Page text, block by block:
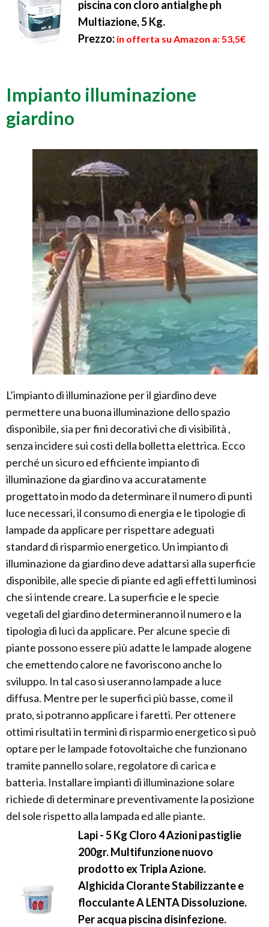
piscina con cloro antialghe ph
Multiazione, 5 Kg.
Prezzo: in offerta su Amazon a: 53,5€
Impianto illuminazione
giardino
L’impianto di illuminazione per il giardino deve
permettere una buona illuminazione dello spazio
disponibile, sia per fini decorativi che di visibilità ,
senza incidere sui costi della bolletta elettrica. Ecco
perché un sicuro ed efficiente impianto di
illuminazione da giardino va accuratamente
progettato in modo da determinare il numero di punti
luce necessari, il consumo di energia e le tipologie di
lampade da applicare per rispettare adeguati
standard di risparmio energetico. Un impianto di
illuminazione da giardino deve adattarsi alla superficie
disponibile, alle specie di piante ed agli effetti luminosi
che si intende creare. La superficie e le specie
vegetali del giardino determineranno il numero e la
tipologia di luci da applicare. Per alcune specie di
piante possono essere più adatte le lampade alogene
che emettendo calore ne favoriscono anche lo
sviluppo. In tal caso si useranno lampade a luce
diffusa. Mentre per le superfici più basse, come il
prato, si potranno applicare i faretti. Per ottenere
ottimi risultati in termini di risparmio energetico si può
optare per le lampade fotovoltaiche che funzionano
tramite pannello solare, regolatore di carica e
batteria. Installare impianti di illuminazione solare
richiede di determinare preventivamente la posizione
del sole rispetto alla lampada ed alle piante.
Lapi - 5 Kg Cloro 4 Azioni pastiglie
200gr. Multifunzione nuovo
prodotto ex Tripla Azione.
Alghicida Clorante Stabilizzante e
flocculante A LENTA Dissoluzione.
Per acqua piscina disinfezione.